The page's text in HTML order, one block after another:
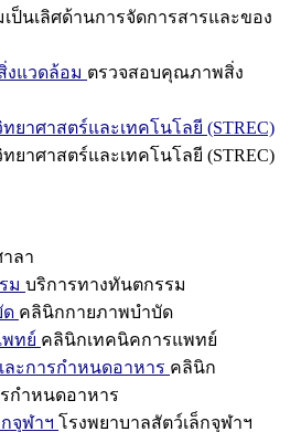
ป็นเลิศด้านการจัดการสารและของ
แวดล้อม ตรวจสอบคุณภาพสิ่ง
ยาศาสตร์และเทคโนโลยี (STREC)
ยาศาสตร์และเทคโนโลยี (STREC)
ลา
ม บริการทางทันตกรรม
ด คลินิกกายภาพบำบัด
ทย์ คลินิกเทคนิคการแพทย์
ะการกำหนดอาหาร คลินิก
กำหนดอาหาร
จุฬาฯ โรงพยาบาลสัตว์เล็กจุฬาฯ